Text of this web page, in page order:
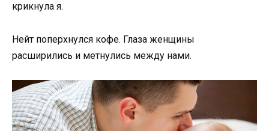
крикнула я.
Нейт поперхнулся кофе. Глаза женщины
расширились и метнулись между нами.